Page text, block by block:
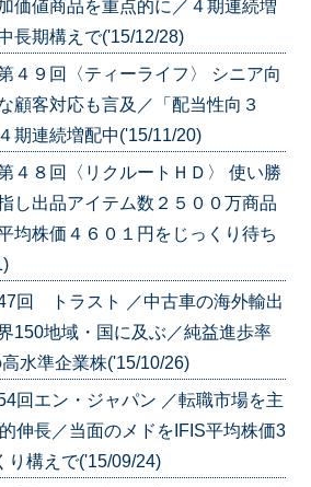
価値商品を重点的に／４期連続増
長期構えで('15/12/28)
４９回〈ティーライフ〉 シニア向
顧客対応も言及／「配当性向３
期連続増配中('15/11/20)
４８回〈リクルートＨＤ〉 使い勝
し出品アイテム数２５００万商品
均株価４６０１円をじっくり待ち
回 トラスト ／中古車の海外輸出
150地域・国に及ぶ／純益進歩率
水準企業株('15/10/26)
回エン・ジャパン ／転職市場を主
伸長／当面のメドをIFIS平均株価3
り構えで('15/09/24)